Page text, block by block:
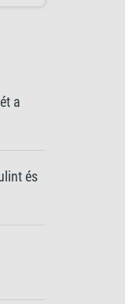
a
és